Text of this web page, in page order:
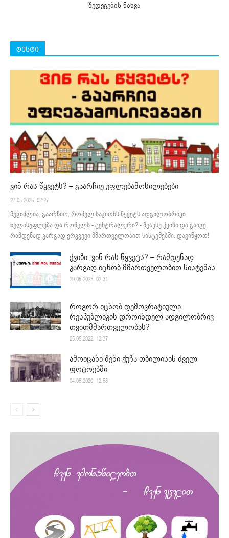
შედეგების ნახვა
ტესტი
ვინ რას წყვეტს? – გაარჩიე უფლებამოსილებები
27.05.2025. 02:27
შეგიძლია, გაარჩიო, რომელ საკითხს წყვეტს ადგილობრივი
ხელისუფლება და რომელს - ცენტრალური? - შეავსე ქვიზი და გაიგე,
რამდენად კარგად ერკვევი მმართველობით სისტემებში. დავიწყოთ!
ქვიზი: ვინ რას წყვეტს? – რამდენად
კარგად იცნობ მმართველობით სისტემას
20.05.2025. 02:31
როგორ იცნობ დემოკრატიული
რესპუბლიკის დროინდელ ადგილობრივ
თვითმმართველობას?
25.05.2022. 12:37
ამოიცანი შენი ქუჩა თბილისის ძველ
ფოტოებში
04.05.2020. 12:58